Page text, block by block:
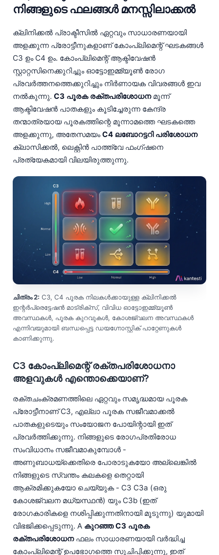
നിങ്ങളുടെ ഫലങ്ങൾ മനസ്സിലാക്കൽ
ക്ലിനിക്കൽ പ്രാക്ടീസിൽ ഏറ്റവും സാധാരണയായി
അളക്കുന്ന പ്രോട്ടീനുകളാണ് കോംപ്ലിമെന്റ് ഘടകങ്ങൾ
C3 ഉം C4 ഉം. കോംപ്ലിമെന്റ് ആക്ടിവേഷൻ
സ്റ്റാറ്റസിനെക്കുറിച്ചും ഓട്ടോഇമ്മ്യൂൺ രോഗ
പ്രവർത്തനത്തെക്കുറിച്ചും നിർണായക വിവരങ്ങൾ ഇവ
നൽകുന്നു. C3 പൂരക രക്തപരിശോധനമൂന്ന്
ആക്ടിവേഷൻ പാതകളും കൂടിച്ചേരുന്ന കേന്ദ്ര
തന്മാത്രയായ പൂരകത്തിന്റെ മൂന്നാമത്തെ ഘടകത്തെ
അളക്കുന്നു, അതേസമയംC4 ലബോറട്ടറി പരിശോധന
ക്ലാസിക്കൽ, ലെക്റ്റിൻ പാത്ത്‌വേ ഫംഗ്‌ഷനെ
പ്രത്യേകമായി വിലയിരുത്തുന്നു.
ചിത്രം 2: C3, C4 പൂരക നിലകൾക്കായുള്ള ക്ലിനിക്കൽ
ഇന്റർപ്രെട്ടേഷൻ മാട്രിക്സ്, വിവിധ ഓട്ടോഇമ്മ്യൂൺ
അവസ്ഥകൾ, പൂരക കുറവുകൾ, കോശജ്വലന അവസ്ഥകൾ
എന്നിവയുമായി ബന്ധപ്പെട്ട ഡയഗ്നോസ്റ്റിക് പാറ്റേണുകൾ
കാണിക്കുന്നു.
C3 കോംപ്ലിമെന്റ് രക്തപരിശോധനാ
അളവുകൾ എന്തൊക്കെയാണ്?
രക്തചംക്രമണത്തിലെ ഏറ്റവും സമൃദ്ധമായ പൂരക
പ്രോട്ടീനാണ് C3, എല്ലാ പൂരക സജീവമാക്കൽ
പാതകളുടെയും സംയോജന പോയിന്റായി ഇത്
പ്രവർത്തിക്കുന്നു. നിങ്ങളുടെ രോഗപ്രതിരോധ
സംവിധാനം സജീവമാകുമ്പോൾ -
അണുബാധയ്‌ക്കെതിരെ പോരാടുകയോ അല്ലെങ്കിൽ
നിങ്ങളുടെ സ്വന്തം കലകളെ തെറ്റായി
ആക്രമിക്കുകയോ ചെയ്യുക - C3 C3a (ഒരു
കോശജ്വലന മധ്യസ്ഥൻ) യും C3b (ഇത്
രോഗകാരികളെ നശിപ്പിക്കുന്നതിനായി മൂടുന്നു) യുമായി
വിഭജിക്കപ്പെടുന്നു. A കുറഞ്ഞ C3 പൂരക
രക്തപരിശോധനഫലം സാധാരണയായി വർദ്ധിച്ച
കോംപ്ലിമെന്റ് ഉപഭോഗത്തെ സൂചിപ്പിക്കുന്നു, ഇത്